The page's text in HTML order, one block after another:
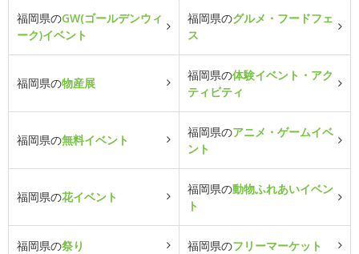
福岡県のGW(ゴールデンウィ
ーク)イベント
福岡県のグルメ・フードフェ
ス
福岡県の物産展
福岡県の体験イベント・アク
ティビティ
福岡県の無料イベント
福岡県のアニメ・ゲームイベ
ント
福岡県の花イベント
福岡県の動物ふれあいイベン
ト
福岡県の祭り 福岡県のフリーマーケット